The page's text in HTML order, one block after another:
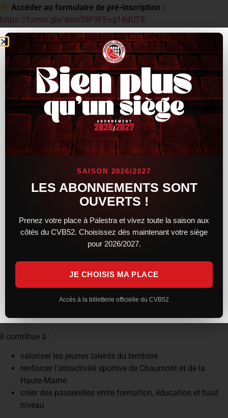
Accéder au formulaire de pré-inscription :
https://forms.gle/dsm58F9FEng14dUT8
Date limite : 31 mars
Cette première étape est indispensable pour participer au
processus de sélection.
Journée de détection à
Palestra
Les candidats présélectionnés seront conviés à une journée de
détection organisée à Chaumont :
22 avril 2026
de 11h à 17h
d’évaluer les qualités sportives des joueurs
de découvrir les installations du club
Un enjeu pour le territoire
Au-delà de la dimension sportive, le Centre de Formation du
CVB52 représente un véritable enjeu local.
Il contribue à :
valoriser les jeunes talents du territoire
renforcer l’attractivité sportive de Chaumont et de la
Haute-Marne
créer des passerelles entre formation, éducation et haut
niveau
SAISON 2026/2027
LES ABONNEMENTS SONT
OUVERTS !
Prenez votre place à Palestra et vivez toute la saison aux
côtés du CVB52. Choisissez dès maintenant votre siège
pour 2026/2027.
JE CHOISIS MA PLACE
Accès à la billetterie officielle du CVB52